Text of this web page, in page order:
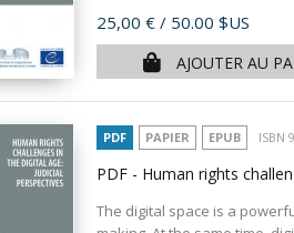
Prix
25,00 € / 50.00 $US
AJOUTER AU
PDF PAPIER EPUB ISBN
PDF - Human rights
The digital space is a